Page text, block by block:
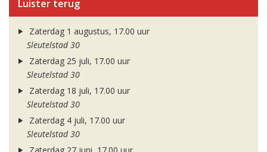
Luister terug
Zaterdag 1 augustus, 17.00 uur
Sleutelstad 30
Zaterdag 25 juli, 17.00 uur
Sleutelstad 30
Zaterdag 18 juli, 17.00 uur
Sleutelstad 30
Zaterdag 4 juli, 17.00 uur
Sleutelstad 30